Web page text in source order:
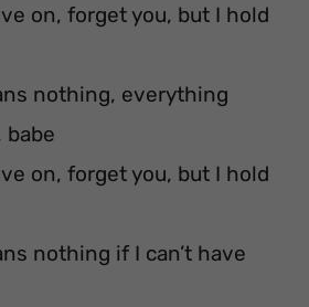
on, forget you, but I hold
nothing, everything
on, forget you, but I hold
nothing if I can’t have